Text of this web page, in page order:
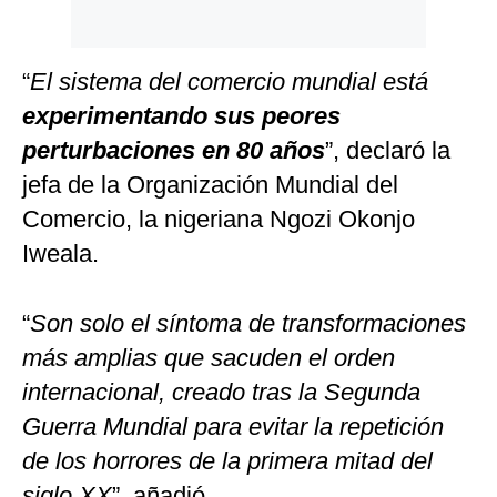
“El sistema del comercio mundial está
experimentando sus peores
perturbaciones en 80 años”, declaró la
jefa de la Organización Mundial del
Comercio, la nigeriana Ngozi Okonjo
Iweala.
“Son solo el síntoma de transformaciones
más amplias que sacuden el orden
internacional, creado tras la Segunda
Guerra Mundial para evitar la repetición
de los horrores de la primera mitad del